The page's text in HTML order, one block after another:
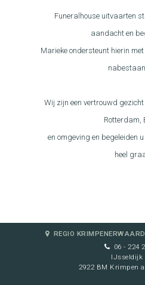
Funeralhouse uitvaarten
aandacht en
Marieke ondersteunt hierin
Wij zijn een vertrouwd
Rotterdam,
en omgeving en begeleiden
heel
REGIO
06 - 224
IJsseldijk
2922 BM Krimpen